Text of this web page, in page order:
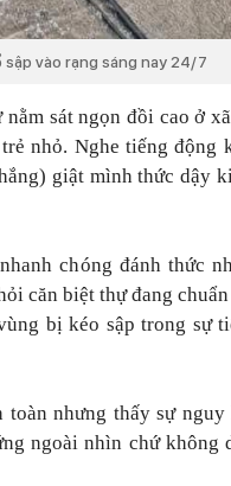
vào rạng sáng nay 24/7
sát ngọn đồi cao ở
nhỏ. Nghe tiếng
giật mình thức dậy
chóng đánh thức
căn biệt thự đang
bị kéo sập trong sự
toàn nhưng thấy sự
ngoài nhìn chứ không